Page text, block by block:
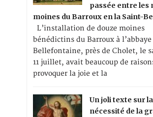
passée entre les
moines du Barroux en la Saint-
L’installation de douze moines
bénédictins du Barroux à l’abbaye
Bellefontaine, près de Cholet, le
11 juillet, avait beaucoup de
provoquer la joie et la
Un joli texte sur la
nécessité de la